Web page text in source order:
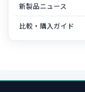
新製品ニュース
比較・購入ガイド